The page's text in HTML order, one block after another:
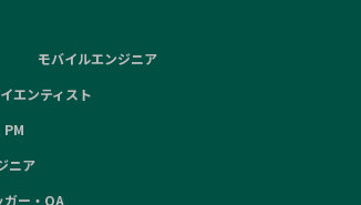
モバイルエンジニア
エンティスト
PM
ニア
ガー・QA